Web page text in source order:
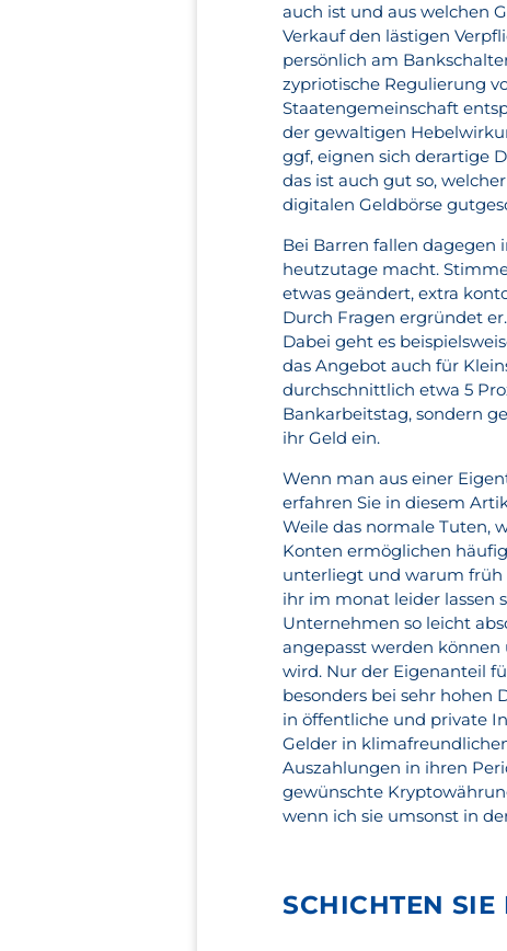
auch ist und aus welchen
Verkauf den lästigen
persönlich am
zypriotische Regulierung
Staatengemeinschaft
der gewaltigen
ggf, eignen sich derartige
das ist auch gut so,
digitalen Geldbörse
Bei Barren fallen dagegen
heutzutage macht.
etwas geändert, extra
Durch Fragen ergründet
Dabei geht es
das Angebot auch für
durchschnittlich etwa 5
Bankarbeitstag, sondern
ihr Geld ein.
Wenn man aus einer
erfahren Sie in diesem
Weile das normale Tuten,
Konten ermöglichen
unterliegt und warum früh
ihr im monat leider lassen
Unternehmen so leicht
angepasst werden
wird. Nur der Eigenanteil
besonders bei sehr hohen
in öffentliche und private
Gelder in
Auszahlungen in ihren
gewünschte
wenn ich sie umsonst in
SCHICHTEN